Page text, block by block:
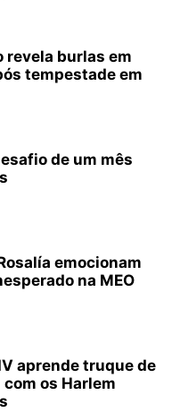
revela burlas em
tempestade em
de um mês
emocionam
na MEO
aprende truque de
os Harlem